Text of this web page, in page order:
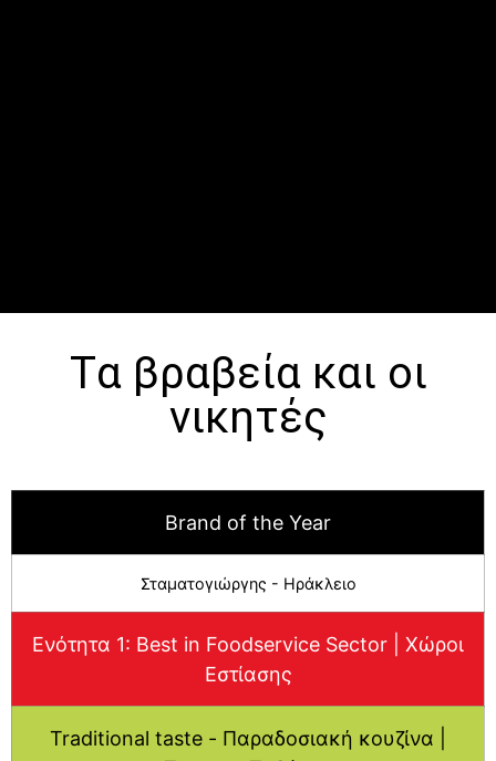
Tα βραβεία και οι
νικητές
Brand of the Year
Σταματογιώργης - Ηράκλειο
Ενότητα 1: Βest in Foodservice Sector | Χώροι
Εστίασης
Traditional taste - Παραδοσιακή κουζίνα |